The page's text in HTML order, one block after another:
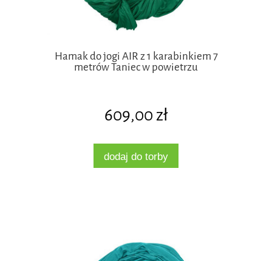
Hamak do jogi AIR z 1 karabinkiem 7
metrów Taniec w powietrzu
609,00 zł
dodaj do torby